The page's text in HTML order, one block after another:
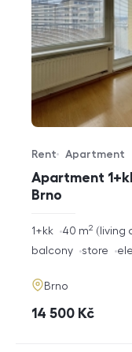
Apartment
Brno
Offer type
Rent
Property type
Apartment
rozměry
1+kk living
40 m2
funkce
balcony store
adresa
Brno
cena
14 500 Kč